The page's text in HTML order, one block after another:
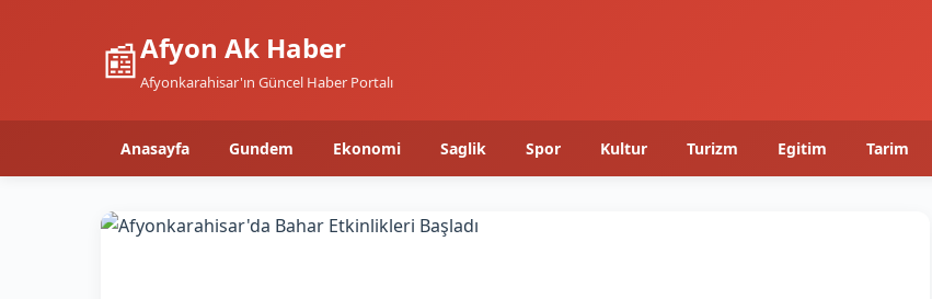
📰Afyon Ak Haber
Afyonkarahisar'ın Güncel Haber Portalı
Anasayfa Gundem Ekonomi Saglik Spor Kultur Turizm Egitim Tarim